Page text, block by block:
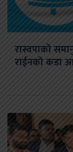
रास्वपाको
राईनको कडा